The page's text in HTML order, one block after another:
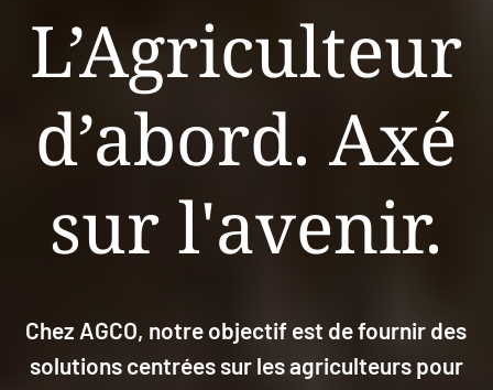
L’Agriculteur
d’abord. Axé
sur l'avenir.
Chez AGCO, notre objectif est de fournir des
solutions centrées sur les agriculteurs pour